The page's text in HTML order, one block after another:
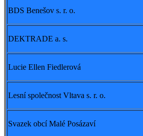
BDS Benešov s. r. o.
DEKTRADE a. s.
Lucie Ellen Fiedlerová
Lesní společnost Vltava s. r. o.
Svazek obcí Malé Posázaví